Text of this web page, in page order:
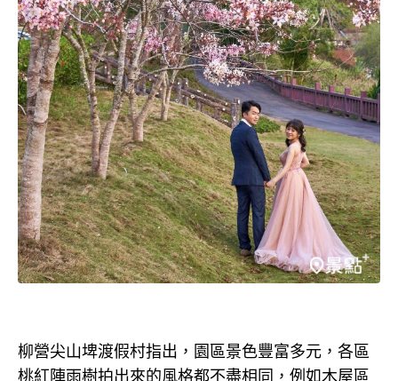
柳營尖山埤渡假村指出，園區景色豐富多元，各區
桃紅陣雨樹拍出來的風格都不盡相同，例如木屋區